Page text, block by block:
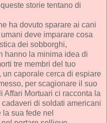
storie tentano di
ha dovuto sparare ai cani
deve imparare cosa
dei sobborghi,
hanno la minima idea di
tre membri del tuo
un caporale cerca di espiare
per scagionare il suo
Affari Mortuari ci racconta la
di soldati americani
sua fede nel